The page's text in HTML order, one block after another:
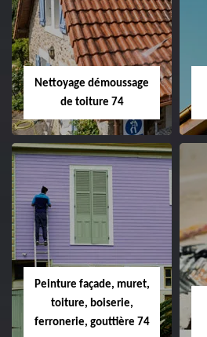
Nettoyage démoussage
de toiture 74
Peinture façade, muret,
toiture, boiserie,
ferronerie, gouttière 74